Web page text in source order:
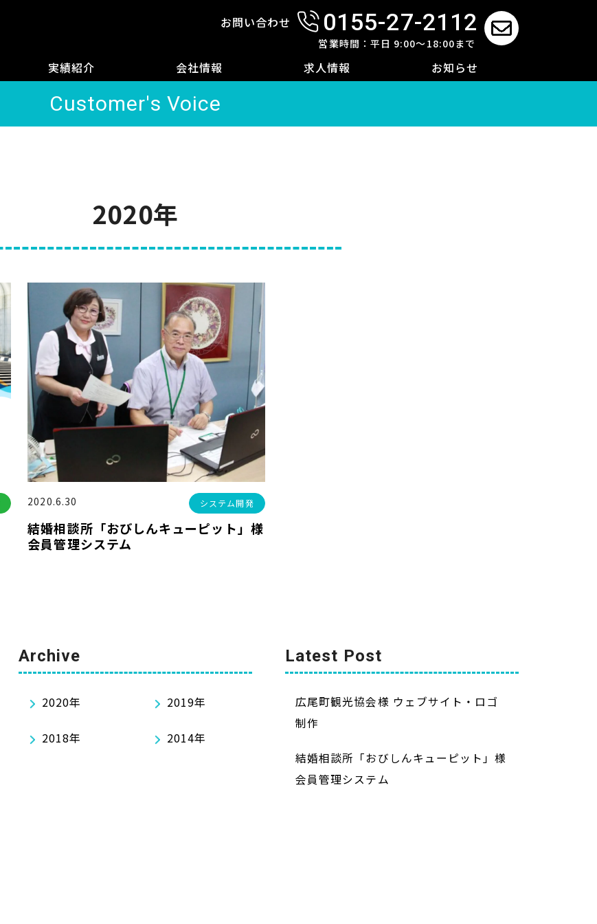
お問い合わせ 0155-27-2112
営業時間：平日 9:00～18:00まで
実績紹介 会社情報 求人情報 お知らせ
Customer's Voice
2020年
2020.6.30 システム開発
結婚相談所「おびしんキューピット」様
会員管理システム
Archive
2020年 2019年
2018年 2014年
Latest Post
広尾町観光協会様 ウェブサイト・ロゴ
制作
結婚相談所「おびしんキューピット」様
会員管理システム